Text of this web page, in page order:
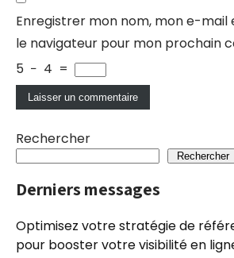
Enregistrer mon nom, mon e-mail
le navigateur pour mon prochain
5 − 4 =
Rechercher
Rechercher
Derniers messages
Optimisez votre stratégie de
pour booster votre visibilité en